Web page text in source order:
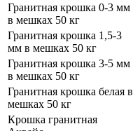
Гранитная крошка 0-3 мм
в мешках 50 кг
Гранитная крошка 1,5-3
мм в мешках 50 кг
Гранитная крошка 3-5 мм
в мешках 50 кг
Гранитная крошка белая в
мешках 50 кг
Крошка гранитная